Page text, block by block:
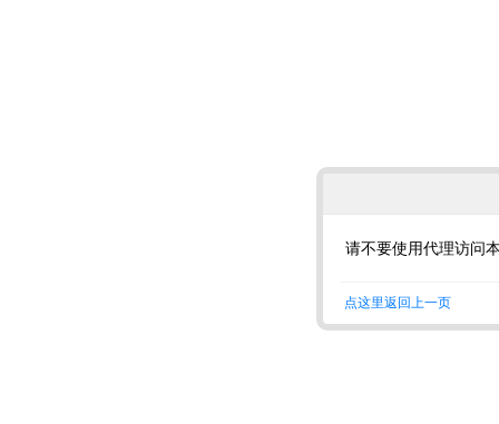
请不要使用代理访问
点这里返回上一页